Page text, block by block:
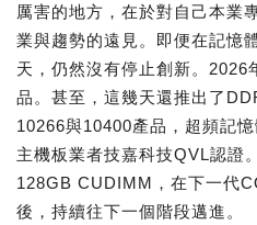
厲害的地方，在於對自己本業
業與趨勢的遠見。即便在記憶
天，仍然沒有停止創新。2026
品。甚至，這幾天還推出了
10266與10400產品，超頻記
主機板業者技嘉科技QVL認證
128GB CUDIMM，在下一代
後，持續往下一個階段邁進。